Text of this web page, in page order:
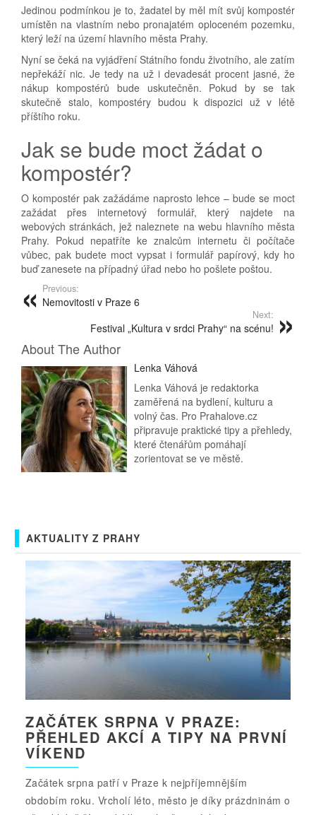
Jedinou podmínkou je to, žadatel by měl mít svůj kompostér
umístěn na vlastním nebo pronajatém oploceném pozemku,
který leží na území hlavního města Prahy.
Nyní se čeká na vyjádření Státního fondu životního, ale zatím
nepřekáží nic. Je tedy na už i devadesát procent jasné, že
nákup kompostérů bude uskutečněn. Pokud by se tak
skutečně stalo, kompostéry budou k dispozici už v létě
příštího roku.
Jak se bude moct žádat o
kompostér?
O kompostér pak zažádáme naprosto lehce – bude se moct
zažádat přes internetový formulář, který najdete na
webových stránkách, jež naleznete na webu hlavního města
Prahy. Pokud nepatříte ke znalcům internetu či počítače
vůbec, pak budete moct vypsat i formulář papírový, kdy ho
buď zanesete na případný úřad nebo ho pošlete poštou.
Previous:
Nemovitosti v Praze 6
Next:
Festival „Kultura v srdci Prahy“ na scénu!
About The Author
Lenka Váhová
Lenka Váhová je redaktorka
zaměřená na bydlení, kulturu a
volný čas. Pro Prahalove.cz
připravuje praktické tipy a přehledy,
které čtenářům pomáhají
zorientovat se ve městě.
AKTUALITY Z PRAHY
ZAČÁTEK SRPNA V PRAZE:
PŘEHLED AKCÍ A TIPY NA PRVNÍ
VÍKEND
Začátek srpna patří v Praze k nejpříjemnějším
obdobím roku. Vrcholí léto, město je díky prázdninám o